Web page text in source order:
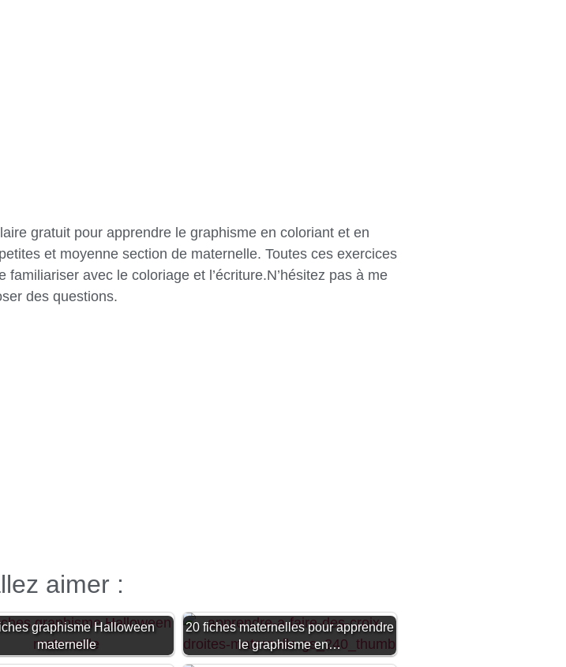
gratuit pour apprendre le graphisme en coloriant et en
et moyenne section de maternelle. Toutes ces exercices
avec le coloriage et l’écriture.N’hésitez pas à me
des questions.
aimer :
graphisme Halloween
maternelle
20 fiches maternelles pour apprendre
le graphisme en…